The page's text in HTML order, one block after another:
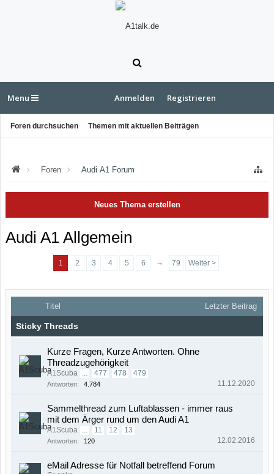
Menu
Foren durchsuchen Themen mit aktuellen Beiträgen
Anmelden Registrieren
Foren Audi A1 Forum
Neues Thema erstellen
Audi A1 Allgemein
1 2 3 4 5 6 → 79 Weiter >
Titel Letzter Beitrag
Sticky Threads
Kurze Fragen, Kurze Antworten. Ohne
Threadzugehörigkeit
A1Scuba ... 477 478 479
Antworten: 4.784 11.12.2020
Sammelthread zum Luftablassen - immer raus
mit dem Ärger rund um den Audi A1
A1Scuba ... 11 12 13
Antworten: 120 12.02.2016
eMail Adresse für Notfall betreffend Forum